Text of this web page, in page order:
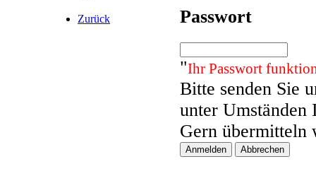
Zurück Passwort
"Ihr Passwort
Bitte senden Sie
unter Umständen
Gern übermitteln